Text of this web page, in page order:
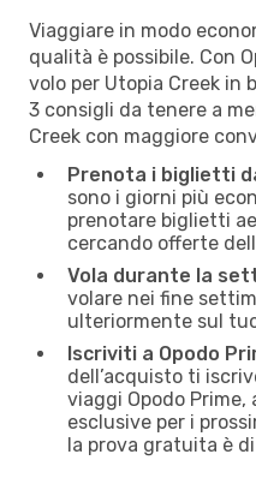
Viaggiare in modo
qualità è possibile. Con
volo per Utopia Creek in
3 consigli da tenere a
Creek con maggiore
Prenota i biglietti
sono i giorni più
prenotare biglietti
cercando offerte
Vola durante la
volare nei fine
ulteriormente sul
Iscriviti a Opodo
dell’acquisto ti
viaggi Opodo
esclusive per i
la prova gratuita è